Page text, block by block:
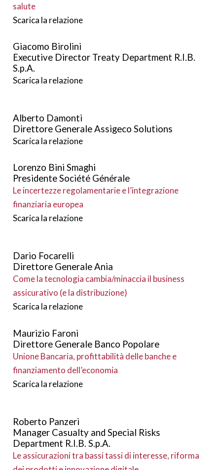
salute
Scarica la relazione
Giacomo Birolini
Executive Director Treaty Department R.I.B.
S.p.A.
Scarica la relazione
Alberto Damonti
Direttore Generale Assigeco Solutions
Scarica la relazione
Lorenzo Bini Smaghi
Presidente Société Générale
Le incertezze regolamentarie e l’integrazione
finanziaria europea
Scarica la relazione
Dario Focarelli
Direttore Generale Ania
Come la tecnologia cambia/minaccia il business
assicurativo (e la distribuzione)
Scarica la relazione
Maurizio Faroni
Direttore Generale Banco Popolare
Unione Bancaria, profittabilità delle banche e
finanziamento dell’economia
Scarica la relazione
Roberto Panzeri
Manager Casualty and Special Risks
Department R.I.B. S.p.A.
Le assicurazioni tra bassi tassi di interesse, riforma